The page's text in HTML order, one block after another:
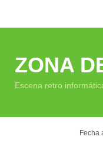
ZONA
Escena retro
Fecha